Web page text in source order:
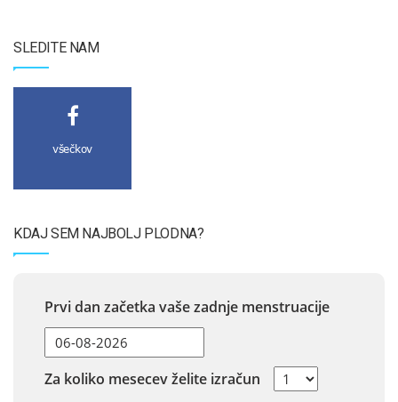
SLEDITE NAM
všečkov
KDAJ SEM NAJBOLJ PLODNA?
Prvi dan začetka vaše zadnje menstruacije
Za koliko mesecev želite izračun